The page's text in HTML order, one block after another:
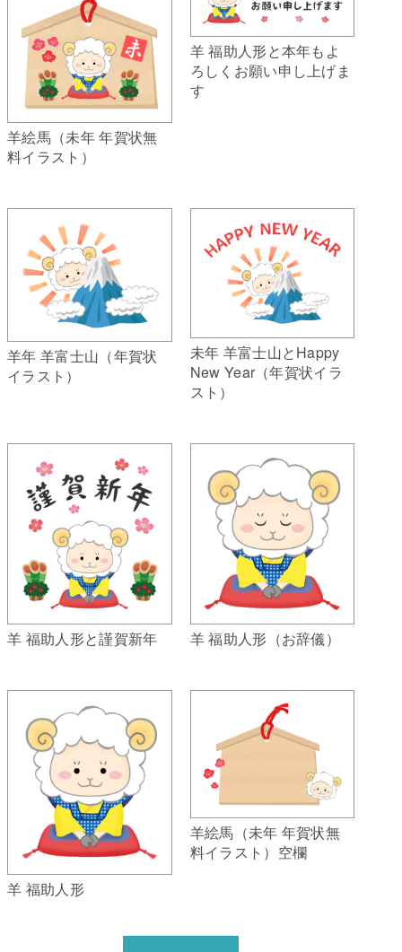
羊絵馬（未年 年賀状無
料イラスト）
羊 福助人形と本年もよ
ろしくお願い申し上げま
す
羊年 羊富士山（年賀状
イラスト）
未年 羊富士山とHappy
New Year（年賀状イラ
スト）
羊 福助人形と謹賀新年 羊 福助人形（お辞儀）
羊 福助人形
羊絵馬（未年 年賀状無
料イラスト）空欄